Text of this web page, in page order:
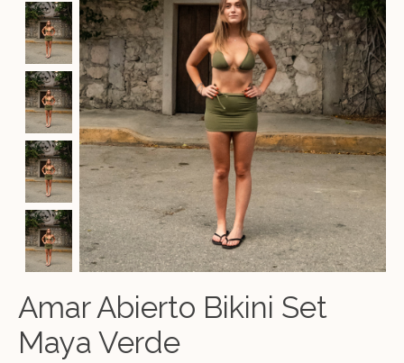
Amar Abierto Bikini Set
Maya Verde